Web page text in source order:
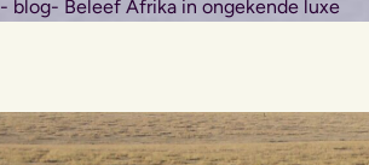
- blog- Beleef Afrika in ongekende luxe